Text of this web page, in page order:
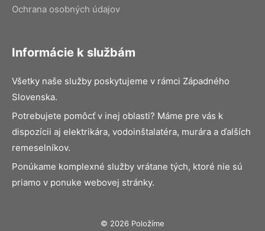
Ochrana osobných údajov
Informácie k službám
Všetky naše služby poskytujeme v rámci Západného
Slovenska.
Potrebujete pomôcť v inej oblasti? Máme pre vás k
dispozícii aj elektrikára, vodoinštalatéra, murára a ďalších
remeselníkov.
Ponúkame komplexné služby vrátane tých, ktoré nie sú
priamo v ponuke webovej stránky.
© 2026 Položíme